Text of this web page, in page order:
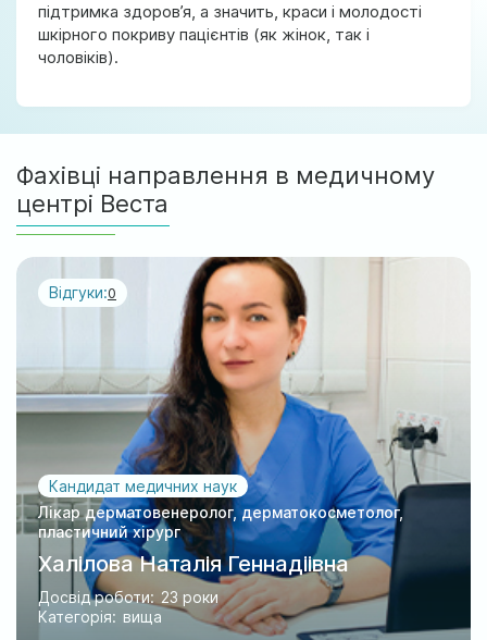
підтримка здоров’я, а значить, краси і молодості
шкірного покриву пацієнтів (як жінок, так і
чоловіків).
Фахівці направлення в медичному
центрі Веста
Відгуки:0
Кандидат медичних наук
Лікар дерматовенеролог, дерматокосметолог,
пластичний хірург
Халілова Наталія Геннадіівна
Досвід роботи: 23 роки
Категорія: вища